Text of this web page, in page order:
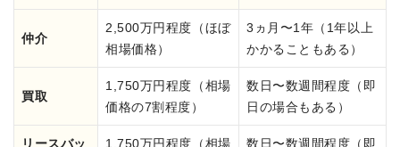
仲介
2,500万円程度（ほぼ
相場価格）
3ヵ月〜1年（1年以上
かかることもある）
買取
1,750万円程度（相場
価格の7割程度）
数日〜数週間程度（即
日の場合もある）
リースバッ
1,750万円程度（相場
数日〜数週間程度（即